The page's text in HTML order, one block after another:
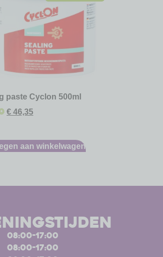
paste Cyclon 500ml
€ 46,35
aan winkelwagen
08:00-17:00
08:00-17:00